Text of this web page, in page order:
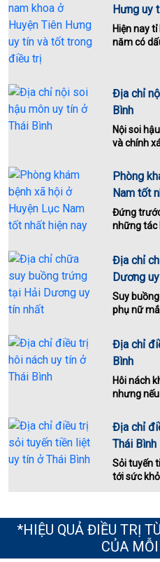
Hưng uy
Hiện nay
năm có
Địa chỉ
Bình
Nội soi
và chính
Phòng
Nam tốt
Đứng
những tác
Địa chỉ
Dương
Suy
phụ nữ
Địa chỉ
Bình
Hôi nách
nhưng
Địa chỉ
Thái Bình
Sỏi tuyến
tới sức
*HIỆU QUẢ ĐIỀU TRỊ
CỦA